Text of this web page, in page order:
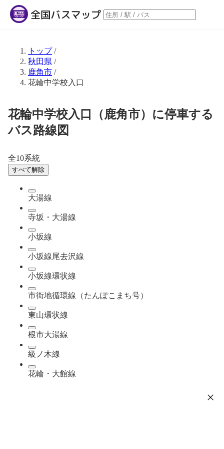
トップ/
秋田県 /
鹿角市 /
花輪中学校入口
花輪中学校入口（鹿角市）に停車する
バス路線図
全10系統
すべて解除
大湯線
寺坂・大湯線
小坂線
小坂線尾去沢線
小坂線環状線
市街地循環線（たんぽこまち号）
東山環状線
根市大湯線
級ノ木線
花輪・大館線